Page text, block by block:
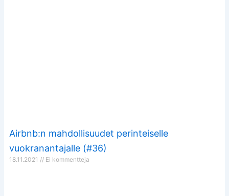
Airbnb:n mahdollisuudet perinteiselle
vuokranantajalle (#36)
18.11.2021 Ei kommentteja